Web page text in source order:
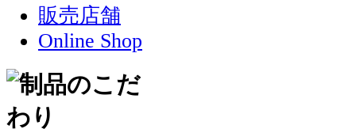
販売店舗
Online Shop